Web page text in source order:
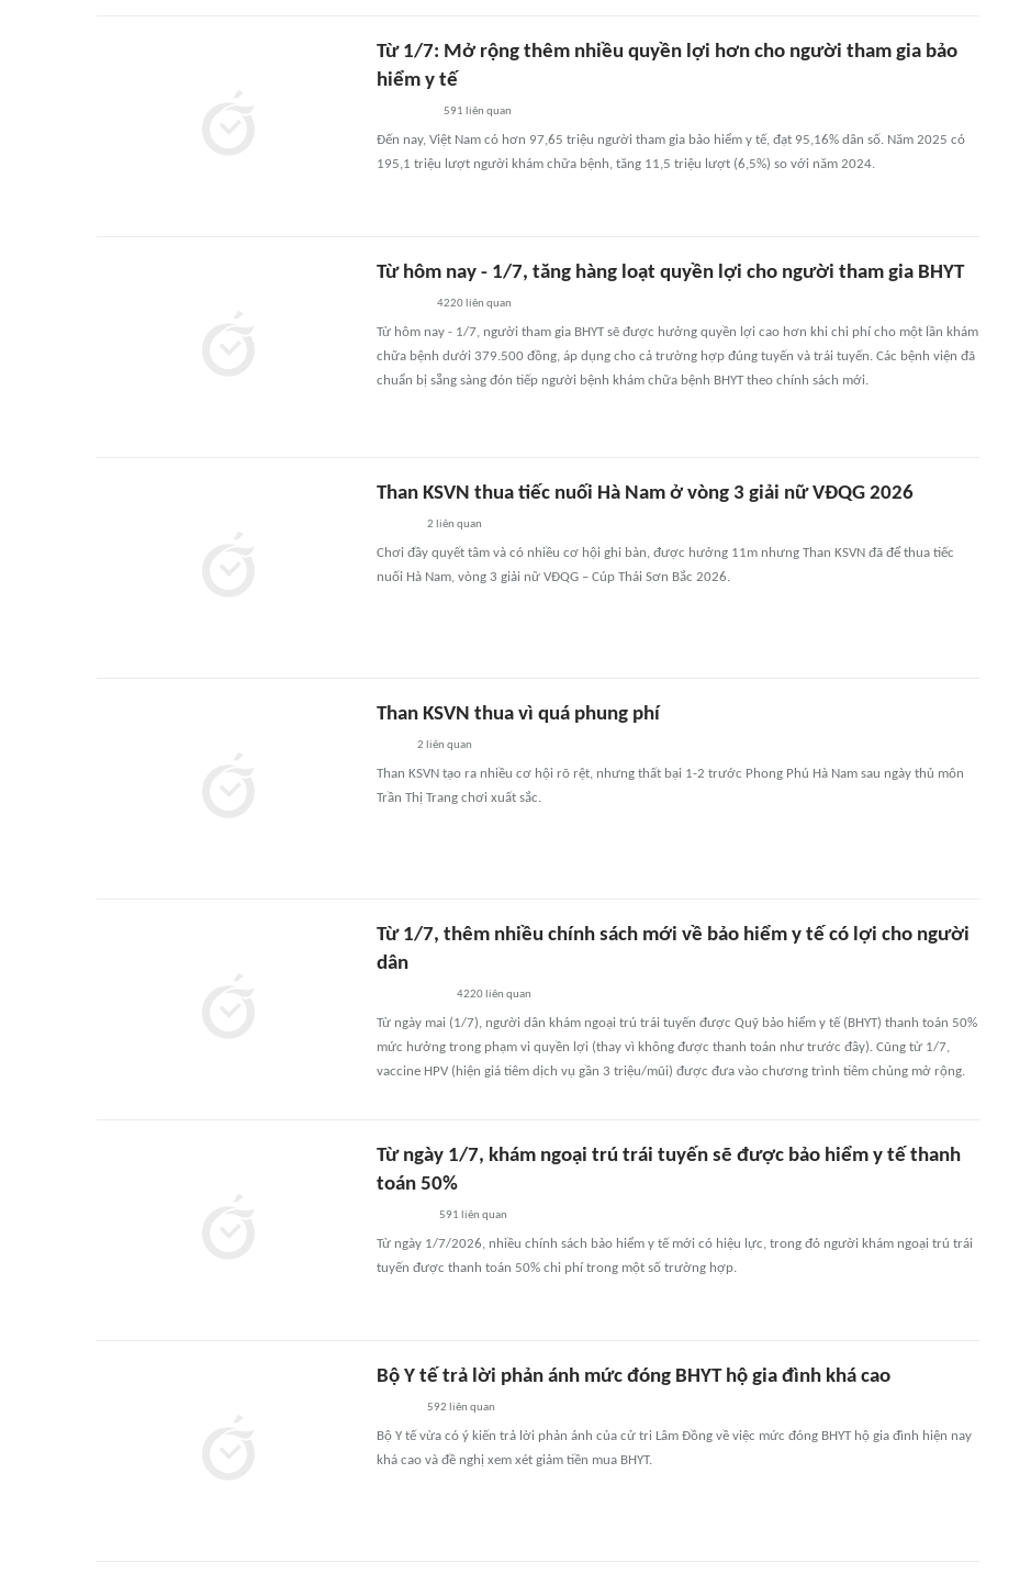
Từ 1/7: Mở rộng thêm nhiều quyền lợi hơn cho người tham gia bảo
hiểm y tế
591 liên quan
Đến nay, Việt Nam có hơn 97,65 triệu người tham gia bảo hiểm y tế, đạt 95,16% dân số. Năm 2025 có
195,1 triệu lượt người khám chữa bệnh, tăng 11,5 triệu lượt (6,5%) so với năm 2024.
Từ hôm nay - 1/7, tăng hàng loạt quyền lợi cho người tham gia BHYT
4220liên quan
Từ hôm nay - 1/7, người tham gia BHYT sẽ được hưởng quyền lợi cao hơn khi chi phí cho một lần khám
chữa bệnh dưới 379.500 đồng, áp dụng cho cả trường hợp đúng tuyến và trái tuyến. Các bệnh viện đã
chuẩn bị sẵng sàng đón tiếp người bệnh khám chữa bệnh BHYT theo chính sách mới.
Than KSVN thua tiếc nuối Hà Nam ở vòng 3 giải nữ VĐQG 2026
2 liên quan
Chơi đầy quyết tâm và có nhiều cơ hội ghi bàn, được hưởng 11m nhưng Than KSVN đã để thua tiếc
nuối Hà Nam, vòng 3 giải nữ VĐQG – Cúp Thái Sơn Bắc 2026.
Than KSVN thua vì quá phung phí
2 liên quan
Than KSVN tạo ra nhiều cơ hội rõ rệt, nhưng thất bại 1-2 trước Phong Phú Hà Nam sau ngày thủ môn
Trần Thị Trang chơi xuất sắc.
Từ 1/7, thêm nhiều chính sách mới về bảo hiểm y tế có lợi cho người
dân
4220liên quan
Từ ngày mai (1/7), người dân khám ngoại trú trái tuyến được Quỹ bảo hiểm y tế (BHYT) thanh toán 50%
mức hưởng trong phạm vi quyền lợi (thay vì không được thanh toán như trước đây). Cũng từ 1/7,
vaccine HPV (hiện giá tiêm dịch vụ gần 3 triệu/mũi) được đưa vào chương trình tiêm chủng mở rộng.
Từ ngày 1/7, khám ngoại trú trái tuyến sẽ được bảo hiểm y tế thanh
toán 50%
591 liên quan
Từ ngày 1/7/2026, nhiều chính sách bảo hiểm y tế mới có hiệu lực, trong đó người khám ngoại trú trái
tuyến được thanh toán 50% chi phí trong một số trường hợp.
Bộ Y tế trả lời phản ánh mức đóng BHYT hộ gia đình khá cao
592 liên quan
Bộ Y tế vừa có ý kiến trả lời phản ánh của cử tri Lâm Đồng về việc mức đóng BHYT hộ gia đình hiện nay
khá cao và đề nghị xem xét giảm tiền mua BHYT.